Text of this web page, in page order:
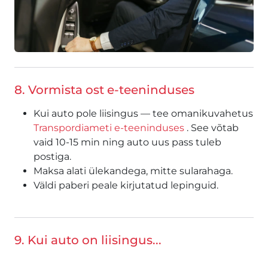
8. Vormista ost e-teeninduses
Kui auto pole liisingus — tee omanikuvahetus
Transpordiameti e-teeninduses . See võtab
vaid 10-15 min ning auto uus pass tuleb
postiga.
Maksa alati ülekandega, mitte sularahaga.
Väldi paberi peale kirjutatud lepinguid.
9. Kui auto on liisingus...